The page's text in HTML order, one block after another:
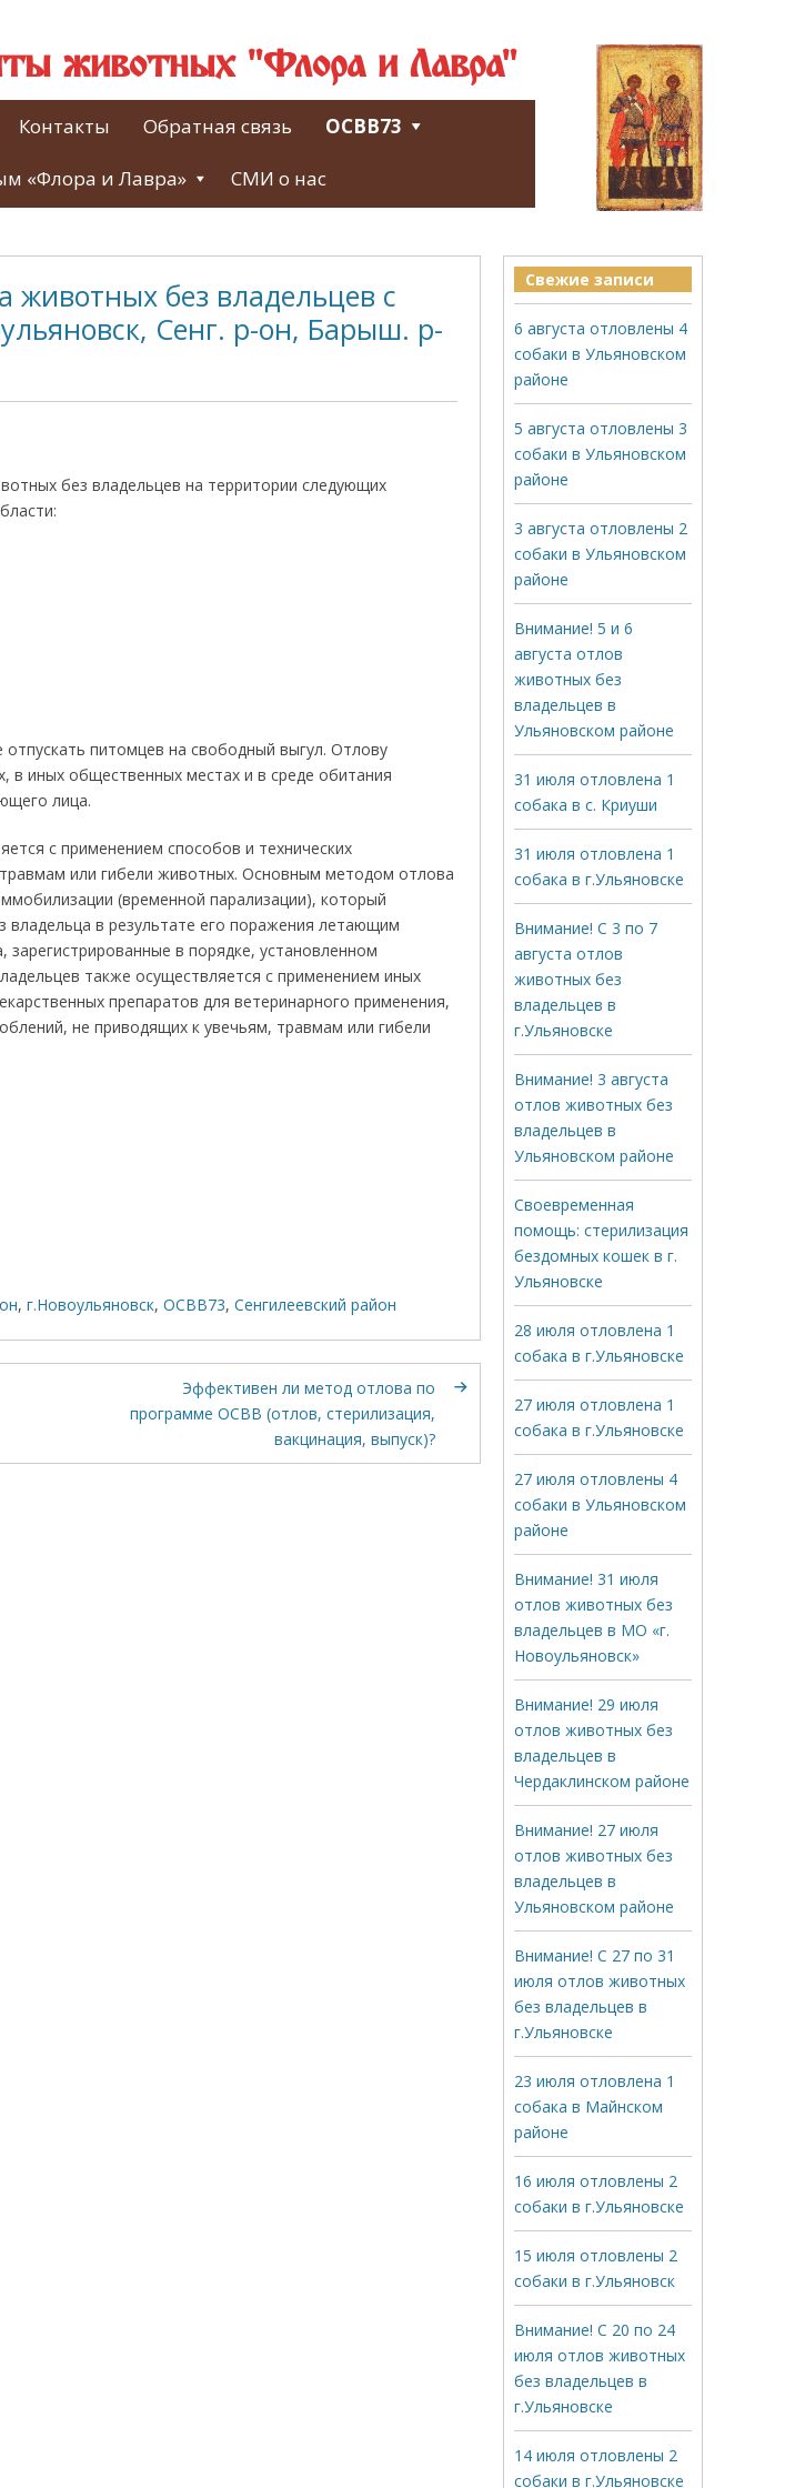
животных "Флора и Лавра"
Контакты Обратная связь ОСВВ73
«Флора и Лавра» СМИ о нас
животных без владельцев с
Сенг. р-он, Барыш. р-
без владельцев на территории следующих
питомцев на свободный выгул. Отлову
иных общественных местах и в среде обитания
лица.
с применением способов и технических
или гибели животных. Основным методом отлова
(временной парализации), который
в результате его поражения летающим
в порядке, установленном
также осуществляется с применением иных
препаратов для ветеринарного применения,
не приводящих к увечьям, травмам или гибели
, г.Новоульяновск, ОСВВ73, Сенгилеевский район
Эф­фекти­вен ли метод отлова по
программе ОСВВ (отлов, стерилизация,
вакцинация, выпуск)?
Свежие записи
6 августа отловлены 4
собаки в Ульяновском
районе
5 августа отловлены 3
собаки в Ульяновском
районе
3 августа отловлены 2
собаки в Ульяновском
районе
Внимание! 5 и 6
августа отлов
животных без
владельцев в
Ульяновском районе
31 июля отловлена 1
собака в с. Криуши
31 июля отловлена 1
собака в г.Ульяновске
Внимание! С 3 по 7
августа отлов
животных без
владельцев в
г.Ульяновске
Внимание! 3 августа
отлов животных без
владельцев в
Ульяновском районе
Своевременная
помощь: стерилизация
бездомных кошек в г.
Ульяновске
28 июля отловлена 1
собака в г.Ульяновске
27 июля отловлена 1
собака в г.Ульяновске
27 июля отловлены 4
собаки в Ульяновском
районе
Внимание! 31 июля
отлов животных без
владельцев в МО «г.
Новоульяновск»
Внимание! 29 июля
отлов животных без
владельцев в
Чердаклинском районе
Внимание! 27 июля
отлов животных без
владельцев в
Ульяновском районе
Внимание! С 27 по 31
июля отлов животных
без владельцев в
г.Ульяновске
23 июля отловлена 1
собака в Майнском
районе
16 июля отловлены 2
собаки в г.Ульяновске
15 июля отловлены 2
собаки в г.Ульяновск
Внимание! С 20 по 24
июля отлов животных
без владельцев в
г.Ульяновске
14 июля отловлены 2
собаки в г.Ульяновске